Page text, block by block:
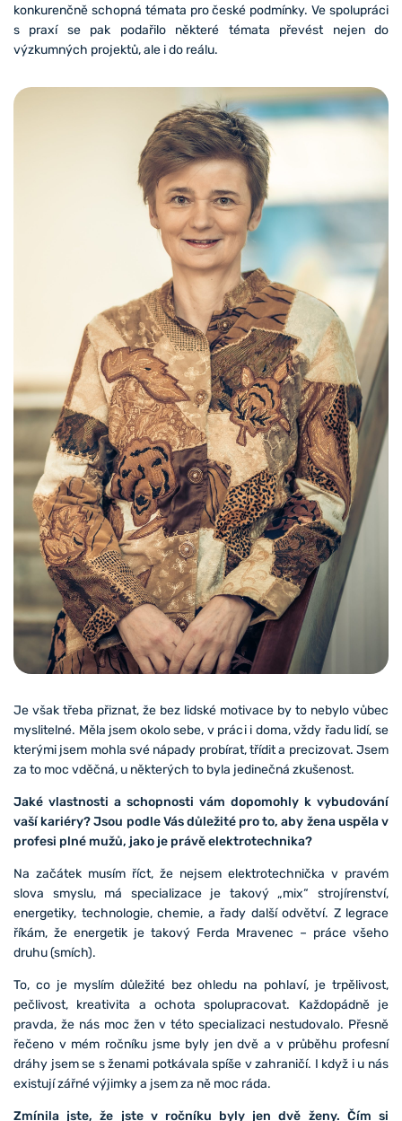
konkurenčně schopná témata pro české podmínky. Ve spolupráci
s praxí se pak podařilo některé témata převést nejen do
výzkumných projektů, ale i do reálu.
Je však třeba přiznat, že bez lidské motivace by to nebylo vůbec
myslitelné. Měla jsem okolo sebe, v práci i doma, vždy řadu lidí, se
kterými jsem mohla své nápady probírat, třídit a precizovat. Jsem
za to moc vděčná, u některých to byla jedinečná zkušenost.
Jaké vlastnosti a schopnosti vám dopomohly k vybudování
vaší kariéry? Jsou podle Vás důležité pro to, aby žena uspěla v
profesi plné mužů, jako je právě elektrotechnika?
Na začátek musím říct, že nejsem elektrotechnička v pravém
slova smyslu, má specializace je takový „mix“ strojírenství,
energetiky, technologie, chemie, a řady další odvětví. Z legrace
říkám, že energetik je takový Ferda Mravenec – práce všeho
druhu (smích).
To, co je myslím důležité bez ohledu na pohlaví, je trpělivost,
pečlivost, kreativita a ochota spolupracovat. Každopádně je
pravda, že nás moc žen v této specializaci nestudovalo. Přesně
řečeno v mém ročníku jsme byly jen dvě a v průběhu profesní
dráhy jsem se s ženami potkávala spíše v zahraničí. I když i u nás
existují zářné výjimky a jsem za ně moc ráda.
Zmínila jste, že jste v ročníku byly jen dvě ženy. Čím si